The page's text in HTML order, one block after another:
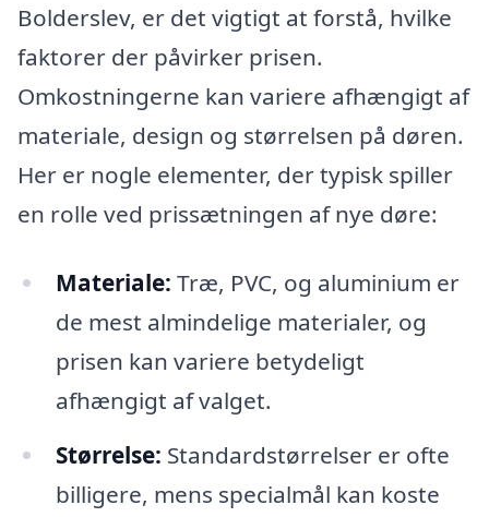
Bolderslev, er det vigtigt at forstå, hvilke
faktorer der påvirker prisen.
Omkostningerne kan variere afhængigt af
materiale, design og størrelsen på døren.
Her er nogle elementer, der typisk spiller
en rolle ved prissætningen af nye døre:
Materiale: Træ, PVC, og aluminium er
de mest almindelige materialer, og
prisen kan variere betydeligt
afhængigt af valget.
Størrelse: Standardstørrelser er ofte
billigere, mens specialmål kan koste